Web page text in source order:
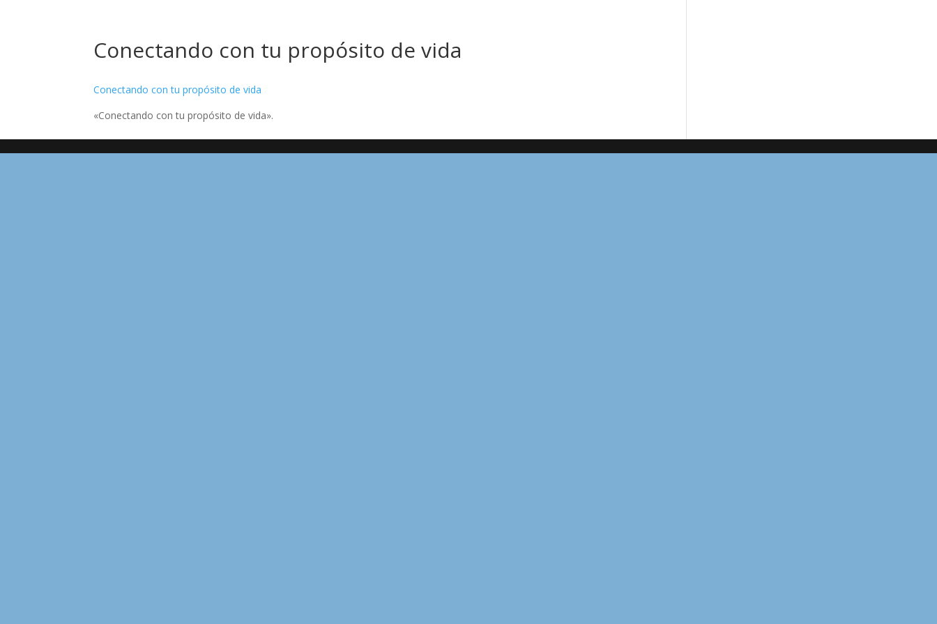
Conectando con tu propósito de vida
Conectando con tu propósito de vida
«Conectando con tu propósito de vida».